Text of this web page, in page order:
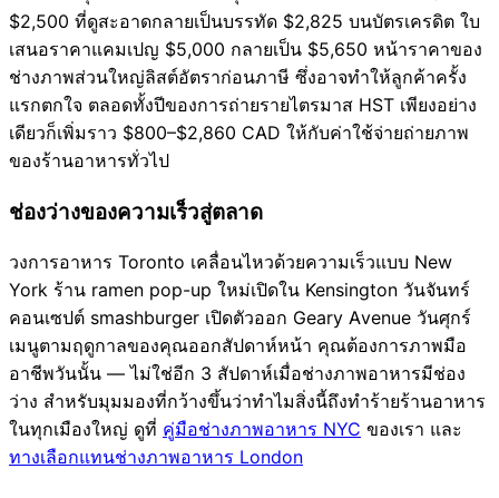
$2,500 ที่ดูสะอาดกลายเป็นบรรทัด $2,825 บนบัตรเครดิต ใบ
เสนอราคาแคมเปญ $5,000 กลายเป็น $5,650 หน้าราคาของ
ช่างภาพส่วนใหญ่ลิสต์อัตราก่อนภาษี ซึ่งอาจทำให้ลูกค้าครั้ง
แรกตกใจ ตลอดทั้งปีของการถ่ายรายไตรมาส HST เพียงอย่าง
เดียวก็เพิ่มราว $800–$2,860 CAD ให้กับค่าใช้จ่ายถ่ายภาพ
ของร้านอาหารทั่วไป
ช่องว่างของความเร็วสู่ตลาด
วงการอาหาร Toronto เคลื่อนไหวด้วยความเร็วแบบ New
York ร้าน ramen pop-up ใหม่เปิดใน Kensington วันจันทร์
คอนเซปต์ smashburger เปิดตัวออก Geary Avenue วันศุกร์
เมนูตามฤดูกาลของคุณออกสัปดาห์หน้า คุณต้องการภาพมือ
อาชีพวันนั้น — ไม่ใช่อีก 3 สัปดาห์เมื่อช่างภาพอาหารมีช่อง
ว่าง สำหรับมุมมองที่กว้างขึ้นว่าทำไมสิ่งนี้ถึงทำร้ายร้านอาหาร
ในทุกเมืองใหญ่ ดูที่ คู่มือช่างภาพอาหาร NYC ของเรา และ
ทางเลือกแทนช่างภาพอาหาร London